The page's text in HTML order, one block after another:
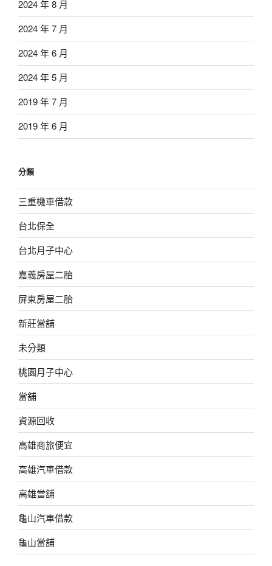
2024 年 8 月
2024 年 7 月
2024 年 6 月
2024 年 5 月
2019 年 7 月
2019 年 6 月
分類
三重機車借款
台北保全
台北月子中心
嘉義房屋二胎
屏東房屋二胎
新莊當舖
未分類
桃園月子中心
當舖
資源回收
高雄商旅便宜
高雄汽車借款
高雄當舖
龜山汽車借款
龜山當舖